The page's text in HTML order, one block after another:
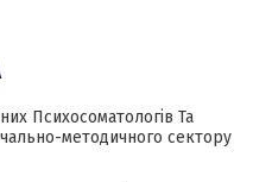
Психосоматологів Та
методичного сектору